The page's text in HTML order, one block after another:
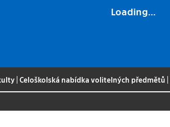
Loading...
|Celoškolská nabídka volitelných předmětů